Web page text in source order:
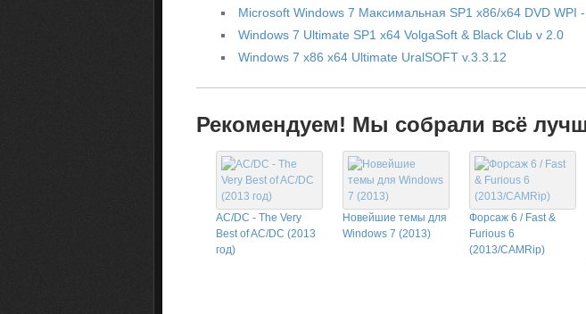
Microsoft Windows 7 Максимальная SP1 x86/x64 DVD WPI
Windows 7 Ultimate SP1 x64 VolgaSoft & Black Club v 2.0
Windows 7 x86 x64 Ultimate UralSOFT v.3.3.12
Рекомендуем! Мы собрали всё
AC/DC - The Very
Best of AC/DC (2013
год)
Новейшие темы для
Windows 7 (2013)
Форсаж 6 / Fast &
Furious 6
(2013/CAMRip)